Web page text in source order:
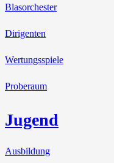
Blasorchester
Dirigenten
Wertungsspiele
Proberaum
Jugend
Ausbildung